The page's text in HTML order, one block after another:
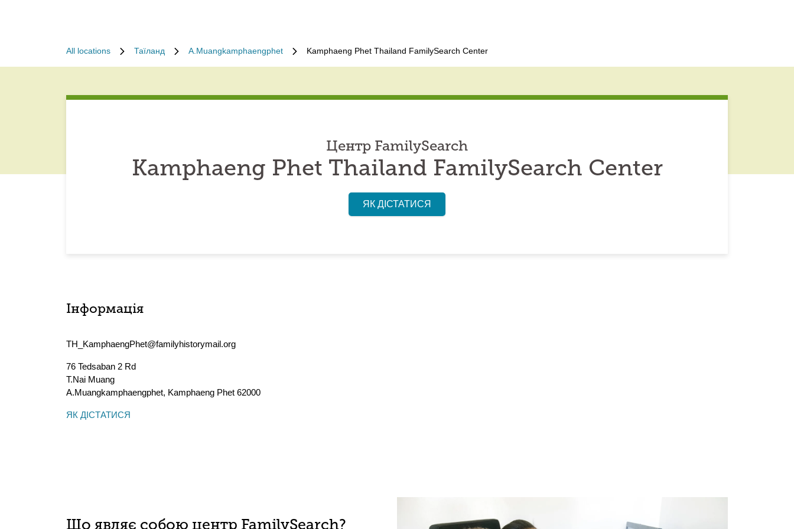
All locations Таїланд A.Muangkamphaengphet Kamphaeng Phet Thailand FamilySearch Center
Центр FamilySearch
Kamphaeng Phet Thailand FamilySearch Center
ЯК ДІСТАТИСЯ
Інформація
TH_KamphaengPhet@familyhistorymail.org
76 Tedsaban 2 Rd
T.Nai Muang
A.Muangkamphaengphet, Kamphaeng Phet 62000
ЯК ДІСТАТИСЯ
Що являє собою центр FamilySearch?